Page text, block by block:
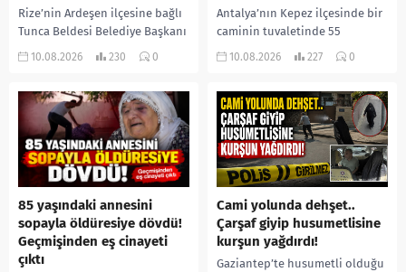
Rize’nin Ardeşen ilçesine bağlı
Tunca Beldesi Belediye Başkanı
Ramazan Topçu, arı
yaralandı. Hastaneye...
10.08.2026 230 0
Antalya’nın Kepez ilçesinde bir
caminin tuvaletinde 55
yaşındaki Mehmet Asal’ın
Asal’ın...
10.08.2026 227 0
85 yaşındaki annesini
sopayla öldüresiye dövdü!
Geçmişinden eş cinayeti
çıktı
Cami yolunda dehşet..
Çarşaf giyip husumetlisine
kurşun yağdırdı!
Gaziantep’te husumetli olduğu